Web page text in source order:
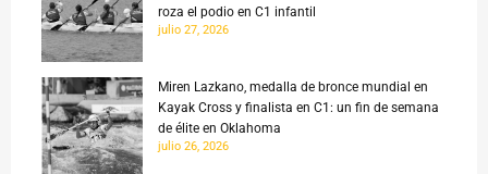
roza el podio en C1 infantil
julio 27, 2026
Miren Lazkano, medalla de bronce mundial en
Kayak Cross y finalista en C1: un fin de semana
de élite en Oklahoma
julio 26, 2026